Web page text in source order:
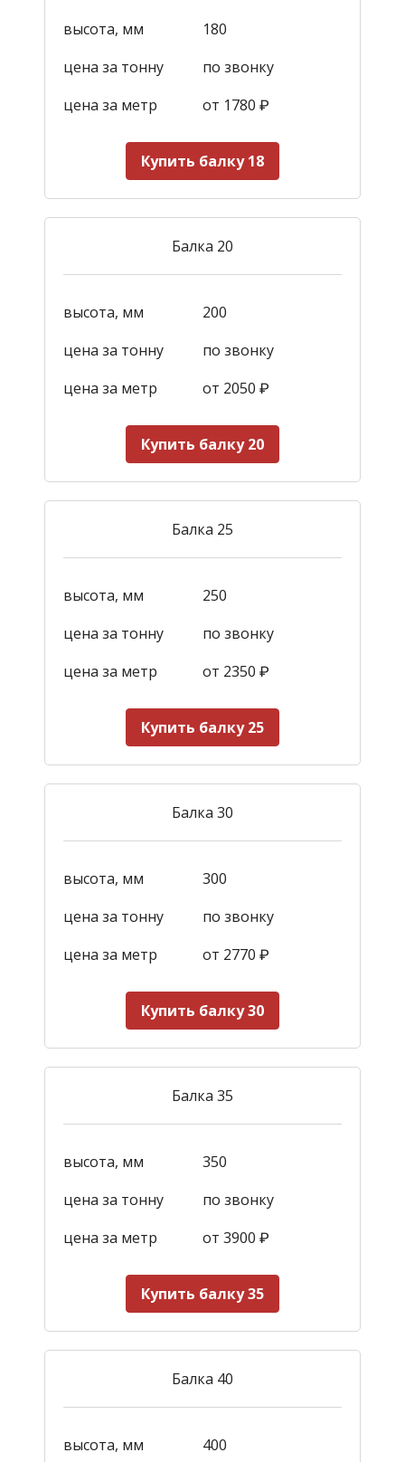
высота, мм
180
цена за тонну
по звонку
цена за метр
от 1780 ₽
Купить балку 18
Балка 20
высота, мм
200
цена за тонну
по звонку
цена за метр
от 2050 ₽
Купить балку 20
Балка 25
высота, мм
250
цена за тонну
по звонку
цена за метр
от 2350 ₽
Купить балку 25
Балка 30
высота, мм
300
цена за тонну
по звонку
цена за метр
от 2770 ₽
Купить балку 30
Балка 35
высота, мм
350
цена за тонну
по звонку
цена за метр
от 3900 ₽
Купить балку 35
Балка 40
высота, мм 400